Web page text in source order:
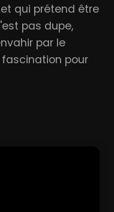
qui prétend être
pas dupe,
par le
pour